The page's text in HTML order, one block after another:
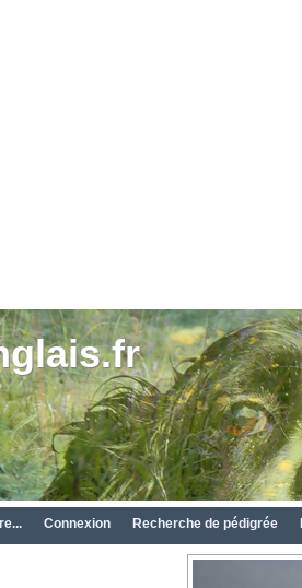
Connexion Recherche de pédigrée